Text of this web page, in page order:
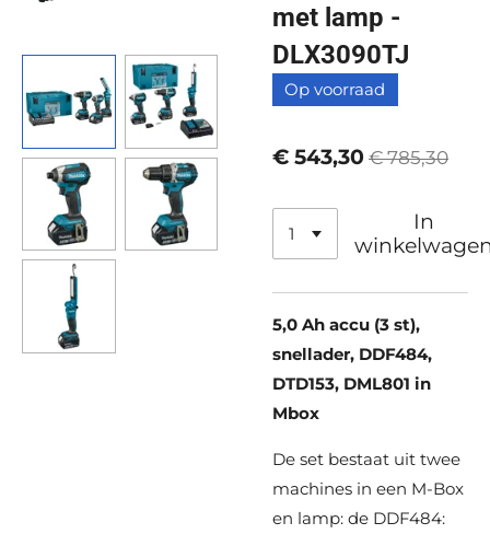
met lamp -
DLX3090TJ
Op voorraad
€ 543,30 € 785,30
In
5,0 Ah accu (3 st),
snellader, DDF484,
DTD153, DML801 in
Mbox
De set bestaat uit twee
machines in een M-Box
en lamp: de DDF484: